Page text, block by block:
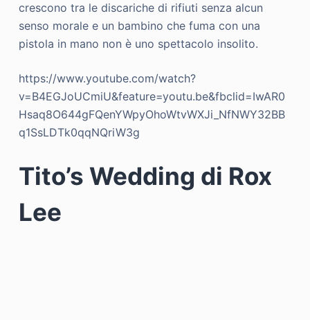
crescono tra le discariche di rifiuti senza alcun
senso morale e un bambino che fuma con una
pistola in mano non è uno spettacolo insolito.
https://www.youtube.com/watch?
v=B4EGJoUCmiU&feature=youtu.be&fbclid=IwAR0
Hsaq8O644gFQenYWpyOhoWtvWXJi_NfNWY32BB
q1SsLDTk0qqNQriW3g
Tito’s Wedding di Rox
Lee